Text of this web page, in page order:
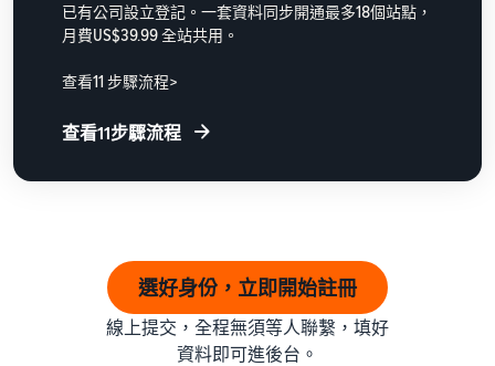
已有公司設立登記。一套資料同步開通最多18個站點，
月費US$39.99 全站共用。
查看11 步驟流程>
查看11步驟流程
選好身份，立即開始註冊
線上提交，全程無須等人聯繫，填好
資料即可進後台。